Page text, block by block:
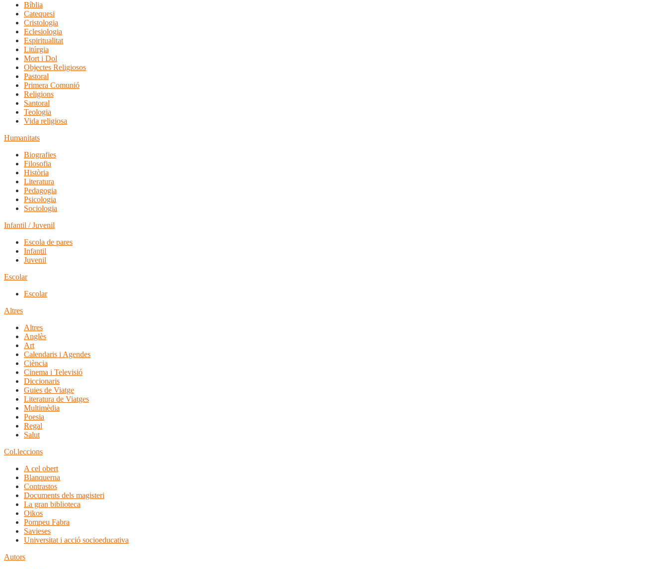
Bíblia
Catequesi
Cristologia
Eclesiologia
Espiritualitat
Litúrgia
Mort i Dol
Objectes Religiosos
Pastoral
Primera Comunió
Religions
Santoral
Teologia
Vida religiosa
Humanitats
Biografies
Filosofia
Història
Literatura
Pedagogia
Psicologia
Sociologia
Infantil / Juvenil
Escola de pares
Infantil
Juvenil
Escolar
Escolar
Altres
Altres
Anglès
Art
Calendaris i Agendes
Ciència
Cinema i Televisió
Diccionaris
Guies de Viatge
Literatura de Viatges
Multimèdia
Poesia
Regal
Salut
Col.leccions
A cel obert
Blanquerna
Contrastos
Documents dels magisteri
La gran biblioteca
Oikos
Pompeu Fabra
Savieses
Universitat i acció socioeducativa
Autors